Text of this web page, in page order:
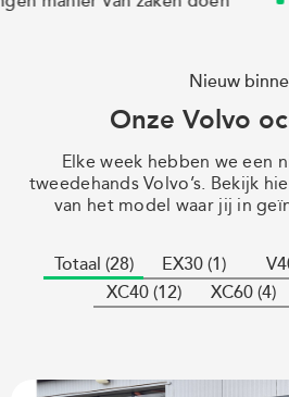
Nieuw
Onze Volvo
Elke week hebben we een
tweedehands Volvo’s. Bekijk
van het model waar jij in
Totaal (28) EX30 (1)
XC40 (12)
XC60 (4)